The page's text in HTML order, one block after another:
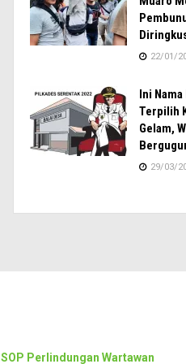
22/01/
Ini Nama
Terpilih
Gelam,
29/03/
SOP Perlindungan Wartawan